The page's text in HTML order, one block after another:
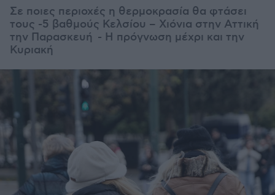
Σε ποιες περιοχές η θερμοκρασία θα φτάσει
τους -5 βαθμούς Κελσίου – Χιόνια στην Αττική
την Παρασκευή - Η πρόγνωση μέχρι και την
Κυριακή